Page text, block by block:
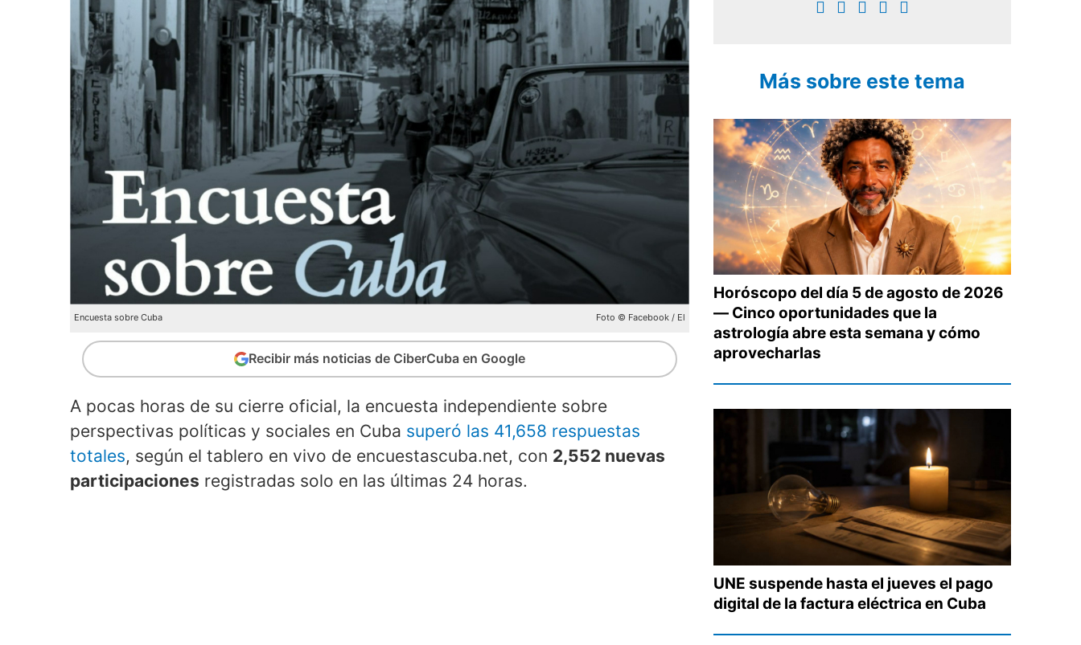
Encuesta sobre Cuba Foto © Facebook / El
Recibir más noticias de CiberCuba en Google
A pocas horas de su cierre oficial, la encuesta independiente sobre
perspectivas políticas y sociales en Cuba superó las 41,658 respuestas
totales, según el tablero en vivo de encuestascuba.net, con 2,552 nuevas
participaciones registradas solo en las últimas 24 horas.
Más sobre este tema
Horóscopo del día 5 de agosto de 2026
— Cinco oportunidades que la
astrología abre esta semana y cómo
aprovecharlas
UNE suspende hasta el jueves el pago
digital de la factura eléctrica en Cuba